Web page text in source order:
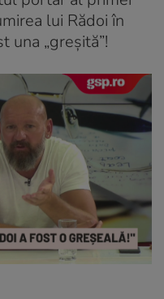
lui Rădoi în
una „greșită”!